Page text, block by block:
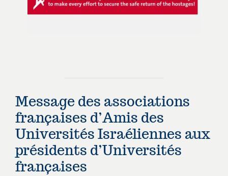
Message des associations
françaises d’Amis des
Universités Israéliennes aux
présidents d’Universités
françaises